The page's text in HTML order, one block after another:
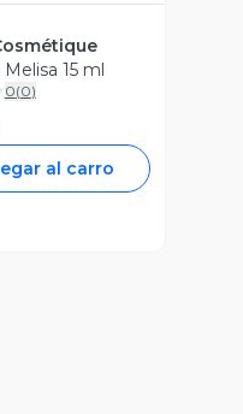
15 ml
0(0)
al carro